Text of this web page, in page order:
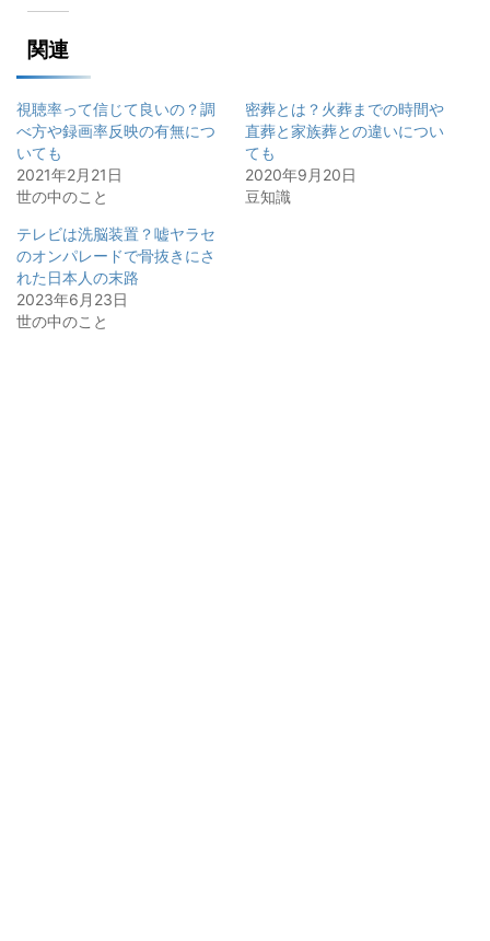
関連
視聴率って信じて良いの？調
べ方や録画率反映の有無につ
いても
2021年2月21日
世の中のこと
密葬とは？火葬までの時間や
直葬と家族葬との違いについ
ても
2020年9月20日
豆知識
テレビは洗脳装置？嘘ヤラセ
のオンパレードで骨抜きにさ
れた日本人の末路
2023年6月23日
世の中のこと